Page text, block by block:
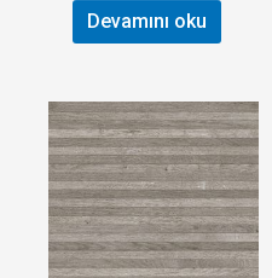
Devamını oku